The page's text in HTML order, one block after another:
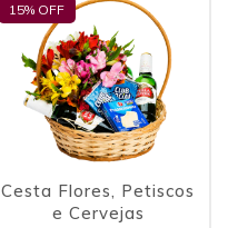
15% OFF
Cesta Flores, Petiscos
e Cervejas